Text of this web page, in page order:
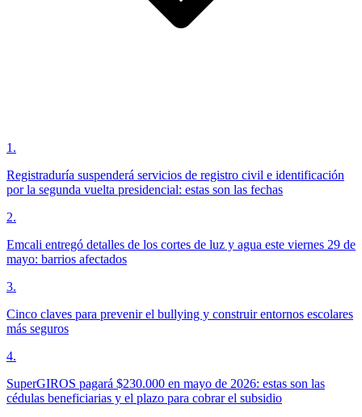
1 .
Registraduría suspenderá servicios de registro civil e identificación
por la segunda vuelta presidencial: estas son las fechas
2.
Emcali entregó detalles de los cortes de luz y agua este viernes 29 de
mayo: barrios afectados
3.
Cinco claves para prevenir el bullying y construir entornos escolares
más seguros
4.
SuperGIROS pagará $230.000 en mayo de 2026: estas son las
cédulas beneficiarias y el plazo para cobrar el subsidio